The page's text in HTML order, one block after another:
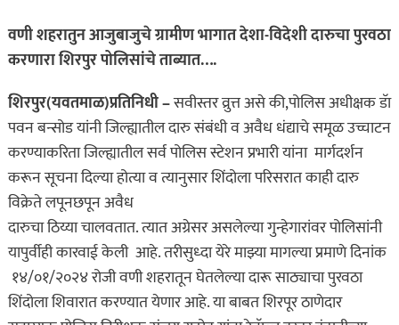
वणी शहरातुन आजुबाजुचे ग्रामीण भागात देशा-विदेशी दारुचा पुरवठा
करणारा शिरपुर पोलिसांचे ताब्यात….
शिरपुर(यवतमाळ)प्रतिनिधी –सवीस्तर व्रुत्त असे की,पोलिस अधीक्षक डॅा
पवन बन्सोड यांनी जिल्ह्यातील दारु संबंधी व अवैध धंद्याचे समूळ उच्चाटन
करण्याकरिता जिल्ह्यातील सर्व पोलिस स्टेशन प्रभारी यांना मार्गदर्शन
करून सूचना दिल्या होत्या व त्यानुसार शिंदोला परिसरात काही दारु
विक्रेते लपूनछपून अवैध
दारुचा ठिय्या चालवतात. त्यात अग्रेसर असलेल्या गुन्हेगारांवर पोलिसांनी
यापुर्वीही कारवाई केली आहे. तरीसुध्दा येरे माझ्या मागल्या प्रमाणे दिनांक
१४/०१/२०२४ रोजी वणी शहरातून घेतलेल्या दारू साठ्याचा पुरवठा
शिंदोला शिवारात करण्यात येणार आहे. या बाबत शिरपूर ठाणेदार